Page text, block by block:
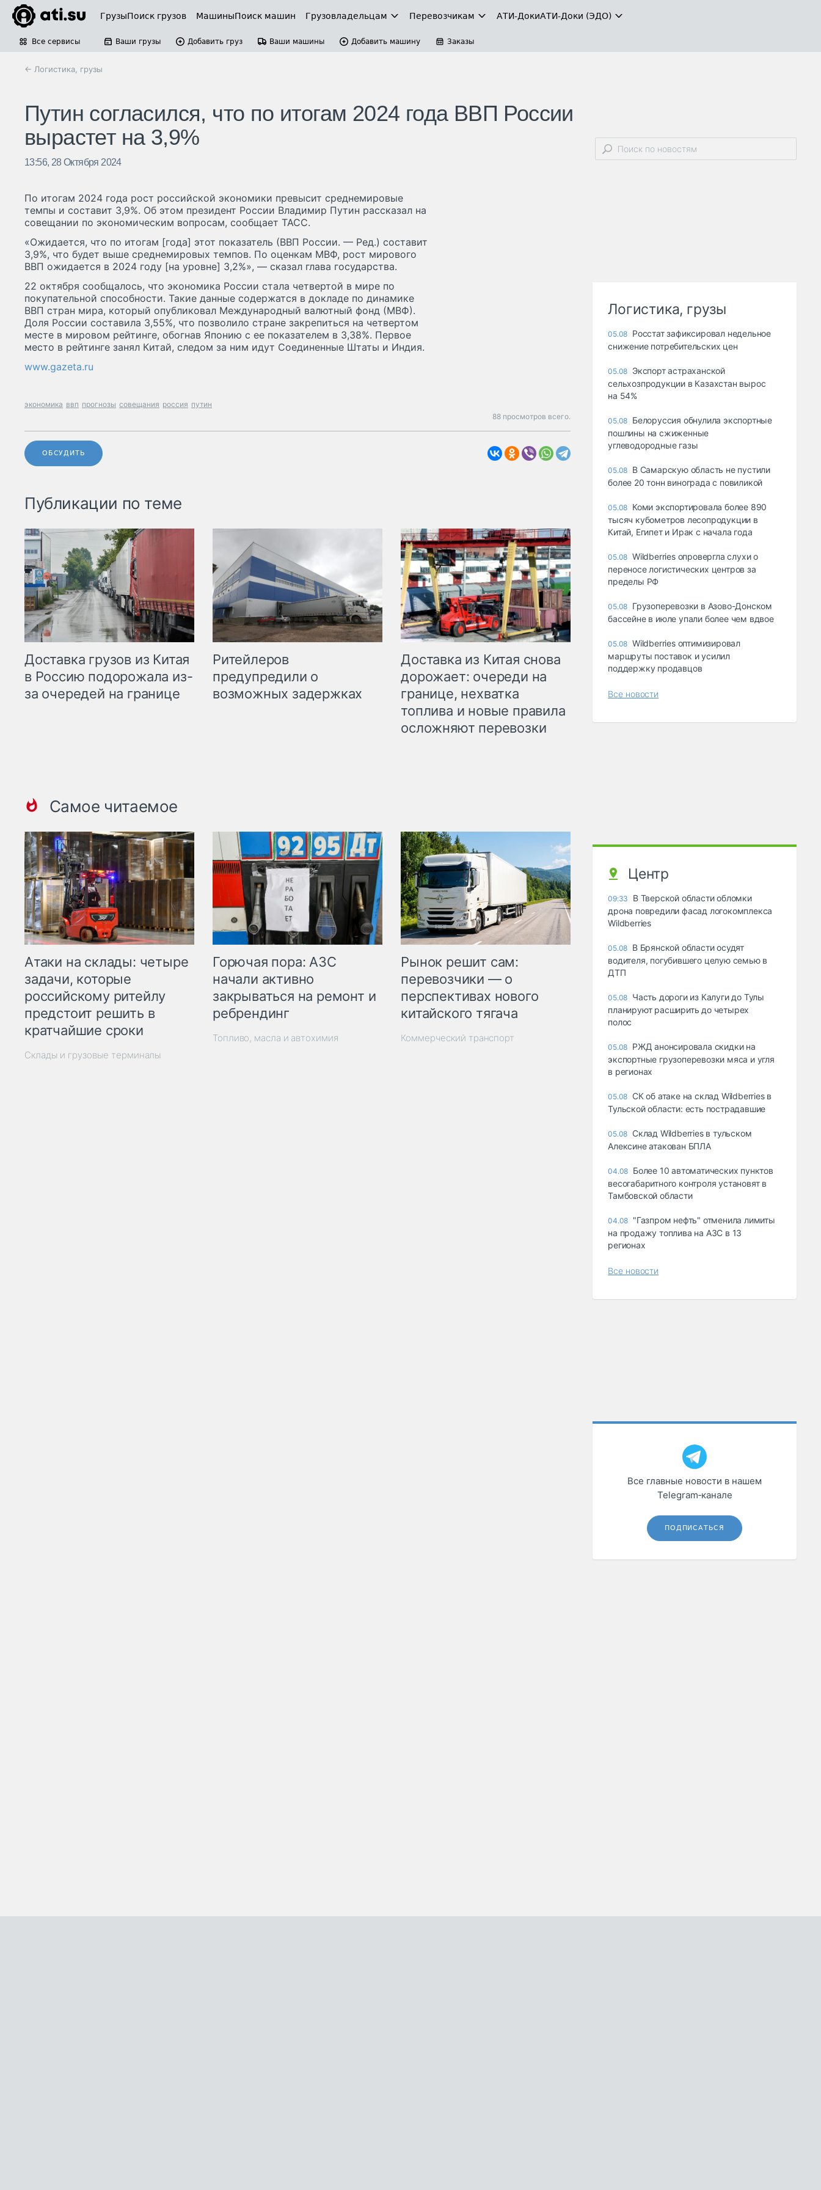
ГрузыПоиск грузов МашиныПоиск машин Грузовладельцам Перевозчикам АТИ-ДокиАТИ-Доки (ЭДО)
Все сервисы Ваши грузы Добавить груз Ваши машины Добавить машину Заказы
← Логистика, грузы
Путин согласился, что по итогам 2024 года ВВП России
вырастет на 3,9%
13:56, 28 Октября 2024
По итогам 2024 года рост российской экономики превысит среднемировые
темпы и составит 3,9%. Об этом президент России Владимир Путин рассказал на
совещании по экономическим вопросам, сообщает ТАСС.
«Ожидается, что по итогам [года] этот показатель (ВВП России. — Ред.) составит
3,9%, что будет выше среднемировых темпов. По оценкам МВФ, рост мирового
ВВП ожидается в 2024 году [на уровне] 3,2%», — сказал глава государства.
22 октября сообщалось, что экономика России стала четвертой в мире по
покупательной способности. Такие данные содержатся в докладе по динамике
ВВП стран мира, который опубликовал Международный валютный фонд (МВФ).
Доля России составила 3,55%, что позволило стране закрепиться на четвертом
месте в мировом рейтинге, обогнав Японию с ее показателем в 3,38%. Первое
место в рейтинге занял Китай, следом за ним идут Соединенные Штаты и Индия.
www.gazeta.ru
экономика ввп прогнозы совещания россия путин
88 просмотров всего.
ОБСУДИТЬ
Публикации по теме
Доставка грузов из Китая
в Россию подорожала из-
за очередей на границе
Ритейлеров
предупредили о
возможных задержках
Доставка из Китая снова
дорожает: очереди на
границе, нехватка
топлива и новые правила
осложняют перевозки
Самое читаемое
Атаки на склады: четыре
задачи, которые
российскому ритейлу
предстоит решить в
кратчайшие сроки
Склады и грузовые терминалы
Горючая пора: АЗС
начали активно
закрываться на ремонт и
ребрендинг
Топливо, масла и автохимия
Рынок решит сам:
перевозчики — о
перспективах нового
китайского тягача
Коммерческий транспорт
Логистика, грузы
05.08 Росстат зафиксировал недельное
снижение потребительских цен
05.08 Экспорт астраханской
сельхозпродукции в Казахстан вырос
на 54%
05.08 Белоруссия обнулила экспортные
пошлины на сжиженные
углеводородные газы
05.08 В Самарскую область не пустили
более 20 тонн винограда с повиликой
05.08 Коми экспортировала более 890
тысяч кубометров лесопродукции в
Китай, Египет и Ирак с начала года
05.08 Wildberries опровергла слухи о
переносе логистических центров за
пределы РФ
05.08 Грузоперевозки в Азово-Донском
бассейне в июле упали более чем вдвое
05.08 Wildberries оптимизировал
маршруты поставок и усилил
поддержку продавцов
Все новости
Центр
09:33
В Тверской области обломки
дрона повредили фасад логокомплекса
Wildberries
05.08 В Брянской области осудят
водителя, погубившего целую семью в
ДТП
05.08 Часть дороги из Калуги до Тулы
планируют расширить до четырех
полос
05.08 РЖД анонсировала скидки на
экспортные грузоперевозки мяса и угля
в регионах
05.08 СК об атаке на склад Wildberries в
Тульской области: есть пострадавшие
05.08 Склад Wildberries в тульском
Алексине атакован БПЛА
04.08 Более 10 автоматических пунктов
весогабаритного контроля установят в
Тамбовской области
04.08 "Газпром нефть" отменила лимиты
на продажу топлива на АЗС в 13
регионах
Все новости
Все главные новости в нашем
Telegram‑канале
ПОДПИСАТЬСЯ